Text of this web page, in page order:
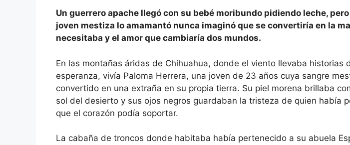
Un guerrero apache llegó con su bebé moribundo pidiendo leche,
joven mestiza lo amamantó nunca imaginó que se convertiría en la
necesitaba y el amor que cambiaría dos mundos.
En las montañas áridas de Chihuahua, donde el viento llevaba historias
esperanza, vivía Paloma Herrera, una joven de 23 años cuya sangre
convertido en una extraña en su propia tierra. Su piel morena brillaba
sol del desierto y sus ojos negros guardaban la tristeza de quien había
que el corazón podía soportar.
La cabaña de troncos donde habitaba había pertenecido a su abuela